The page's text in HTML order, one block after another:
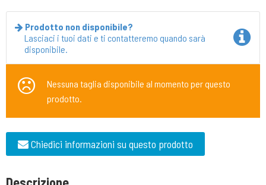
Prodotto non disponibile?
Lasciaci i tuoi dati e ti contatteremo quando sarà
disponibile.
Nessuna taglia disponibile al momento per questo
prodotto.
Chiedici informazioni su questo prodotto